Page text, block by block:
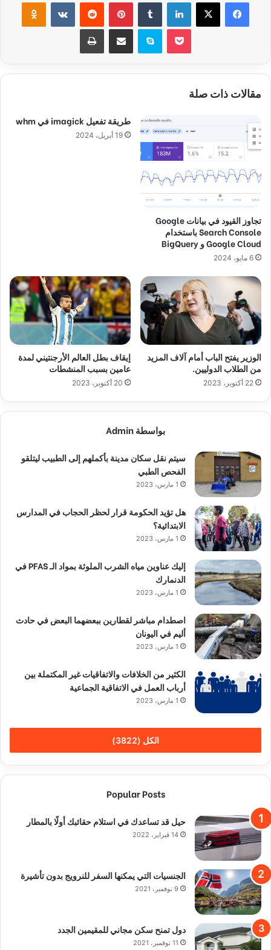
فيسبوك لينكدإن بينتيريست
سكايب
مقالات ذات صلة
تجاوز القيود في بيانات Google
Search Console باستخدام
Google Cloud و BigQuery
6 مايو، 2024
طريقة تفعيل imagick في whm
19 أبريل، 2024
الوزير يفتح الباب أمام آلاف المزيد
من الطلاب الدوليين.
22 أكتوبر، 2023
إيقاف بطل العالم الأرجنتيني لمدة
عامين بسبب المنشطات
20 أكتوبر، 2023
بواسطة Admin
سيتم نقل سكان مدينة بأكملهم إلى الطبيب ليتلقو
الفحص الطبي
1 مارس، 2023
هل تؤيد الحكومة قرار لحظر الحجاب في المدارس
الابتدائية؟
1 مارس، 2023
إليك عناوين مياه الشرب الملوثة بمواد الـ PFAS في
الدنمارك
1 مارس، 2023
اصطدام مباشر لقطارين ببعضهما البعض في حادث
أليم في اليونان
1 مارس، 2023
الكثير من الخلافات والاتفاقيات غير المكتملة بين
أرباب العمل في الاتفاقية الجماعية
1 مارس، 2023
الكل (3822)
Popular Posts
حيل قد تساعدك في استلام حقائبك أولًا بالمطار
14 فبراير، 2022
الجنسيات التي يمكنها السفر للنرويج بدون تأشيرة
9 نوفمبر، 2021
دول تمنح سكن مجاني للمقيمين الجدد
11 نوفمبر، 2021